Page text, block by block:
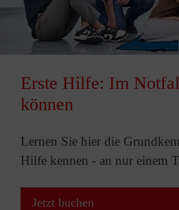
Erste Hilfe: Im
können
Lernen Sie hier die
Hilfe kennen - an nur einem
Jetzt buchen